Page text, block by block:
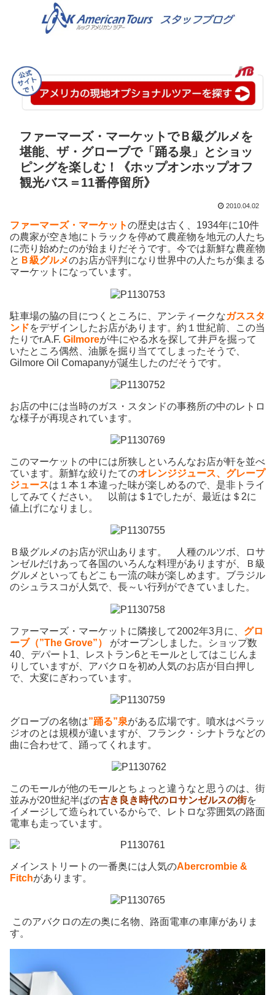
ファーマーズ・マーケットでＢ級グルメを
堪能、ザ・グローブで「踊る泉」とショッ
ピングを楽しむ！《ホップオンホップオフ
観光バス＝11番停留所》
2010.04.02
ファーマーズ・マーケットの歴史は古く、1934年に10件
の農家が空き地にトラックを停めて農産物を地元の人たち
に売り始めたのが始まりだそうです。今では新鮮な農産物
と Ｂ級グルメのお店が評判になり世界中の人たちが集まる
マーケットになっています。
駐車場の脇の目につくところに、アンティークなガススタ
ンドをデザインしたお店があります。約１世紀前、この当
たりでr.A.F. Gilmoreが牛にやる水を探して井戸を掘って
いたところ偶然、油脈を掘り当ててしまったそうで、
Gilmore Oil Comapanyが誕生したのだそうです。
お店の中には当時のガス・スタンドの事務所の中のレトロ
な様子が再現されています。
このマーケットの中には所狭しといろんなお店が軒を並べ
ています。新鮮な絞りたてのオレンジジュース、グレープ
ジュースは１本１本違った味が楽しめるので、是非トライ
してみてください。 以前は＄1でしたが、最近は＄2に
値上げになりまし。
Ｂ級グルメのお店が沢山あります。 人種のルツボ、ロサ
ンゼルだけあって各国のいろんな料理がありますが、Ｂ級
グルメといってもどこも一流の味が楽しめます。ブラジル
のシュラスコが人気で、長～い行列ができていました。
ファーマーズ・マーケットに隣接して2002年3月に、 グロ
ーブ（”The Grove”）
がオープンしました。ショップ数
40、デパート1、レストラン6とモールとしてはこじんま
りしていますが、アバクロを初め人気のお店が目白押し
で、大変にぎわっています。
グローブの名物は”踊る”泉がある広場です。噴水はベラッ
ジオのとは規模が違いますが、フランク・シナトラなどの
曲に合わせて、踊ってくれます。
このモールが他のモールとちょっと違うなと思うのは、街
並みが20世紀半ばの古き良き時代のロサンゼルスの街を
イメージして造られているからで、レトロな雰囲気の路面
電車も走っています。
メインストリートの一番奥には人気のAbercrombie &
Fitchがあります。
このアバクロの左の奥に名物、路面電車の車庫がありま
す。